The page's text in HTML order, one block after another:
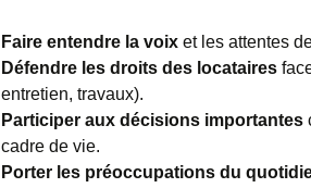
Faire entendre la voix et les attentes
Défendre les droits des locataires
entretien, travaux).
Participer aux décisions importantes
cadre de vie.
Porter les préoccupations du